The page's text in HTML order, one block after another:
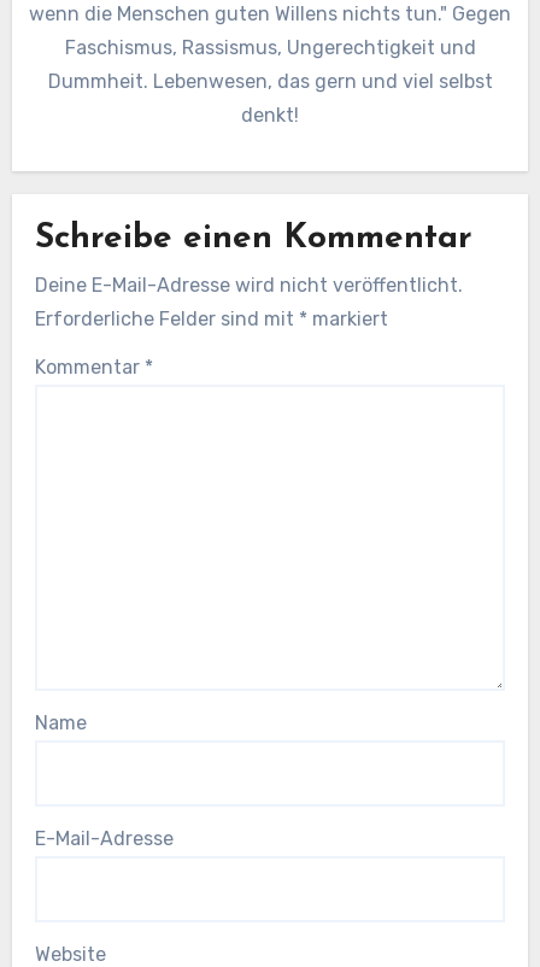
wenn die Menschen guten Willens nichts tun." Gegen
Faschismus, Rassismus, Ungerechtigkeit und
Dummheit. Lebenwesen, das gern und viel selbst
denkt!
Schreibe einen Kommentar
Deine E-Mail-Adresse wird nicht veröffentlicht.
Erforderliche Felder sind mit * markiert
Kommentar *
Name
E-Mail-Adresse
Website